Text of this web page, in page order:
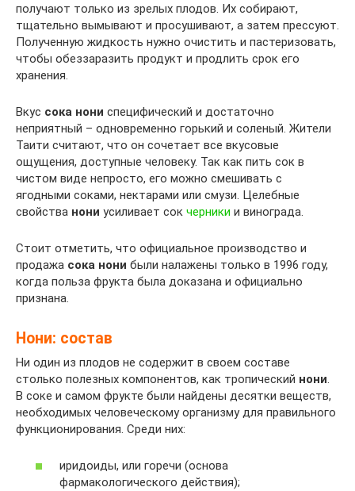
получают только из зрелых плодов. Их собирают,
тщательно вымывают и просушивают, а затем прессуют.
Полученную жидкость нужно очистить и пастеризовать,
чтобы обеззаразить продукт и продлить срок его
хранения.
Вкус сока нони специфический и достаточно
неприятный – одновременно горький и соленый. Жители
Таити считают, что он сочетает все вкусовые
ощущения, доступные человеку. Так как пить сок в
чистом виде непросто, его можно смешивать с
ягодными соками, нектарами или смузи. Целебные
свойства нони усиливает сок черники и винограда.
Стоит отметить, что официальное производство и
продажа сока нони были налажены только в 1996 году,
когда польза фрукта была доказана и официально
признана.
Нони: состав
Ни один из плодов не содержит в своем составе
столько полезных компонентов, как тропический нони.
В соке и самом фрукте были найдены десятки веществ,
необходимых человеческому организму для правильного
функционирования. Среди них:
иридоиды, или горечи (основа
фармакологического действия);